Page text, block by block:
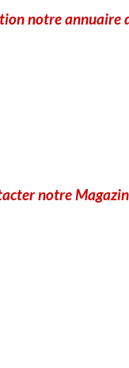
notre annuaire
notre